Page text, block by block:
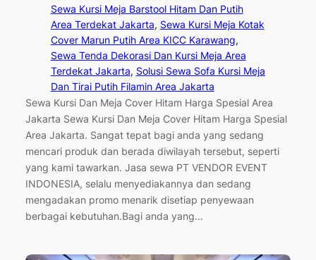
Sewa Kursi Meja Barstool Hitam Dan Putih
Area Terdekat Jakarta, Sewa Kursi Meja Kotak
Cover Marun Putih Area KICC Karawang
Sewa Tenda Dekorasi Dan Kursi Meja Area
Terdekat Jakarta, Solusi Sewa Sofa Kursi Meja
Dan Tirai Putih Filamin Area Jakarta
Sewa Kursi Dan Meja Cover Hitam Harga Spesial Area
Jakarta Sewa Kursi Dan Meja Cover Hitam Harga Spesial
Area Jakarta. Sangat tepat bagi anda yang sedang
mencari produk dan berada diwilayah tersebut, seperti
yang kami tawarkan. Jasa sewa PT VENDOR EVENT
INDONESIA, selalu menyediakannya dan sedang
mengadakan promo menarik disetiap penyewaan
berbagai kebutuhan.Bagi anda yang…